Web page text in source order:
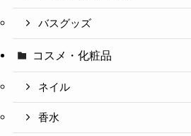
バスグッズ
コスメ・化粧品
ネイル
香水